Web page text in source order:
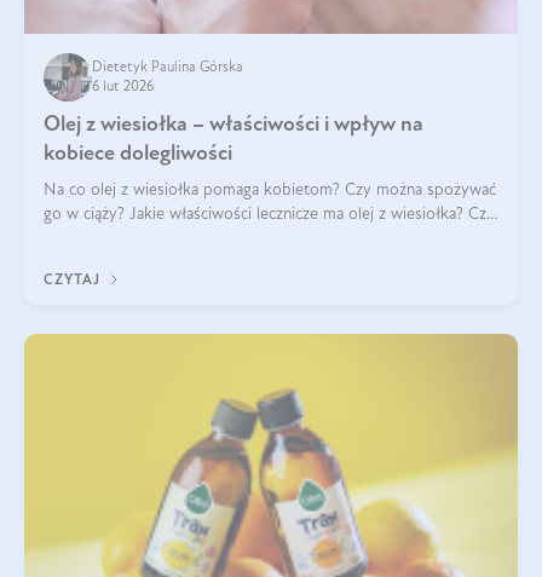
Dietetyk Paulina Górska
6 lut 2026
Olej z wiesiołka – właściwości i wpływ na
kobiece dolegliwości
Na co olej z wiesiołka pomaga kobietom? Czy można spożywać
go w ciąży? Jakie właściwości lecznicze ma olej z wiesiołka? Czy
CZYTAJ